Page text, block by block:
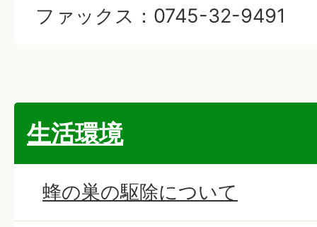
ファックス：0745-32-9491
生活環境
蜂の巣の駆除について